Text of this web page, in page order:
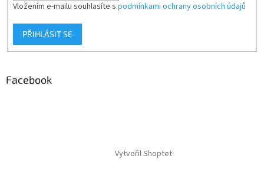
Vložením e-mailu souhlasíte s podmínkami ochrany osobních údajů
PŘIHLÁSIT SE
Facebook
Vytvořil Shoptet